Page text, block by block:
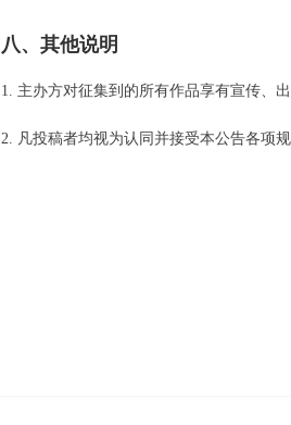
八、其他说明
1. 主办方对征集到的所有作品享有宣传、出
2. 凡投稿者均视为认同并接受本公告各项规